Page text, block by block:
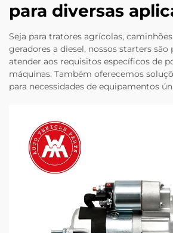
para diversas
Seja para tratores agrícolas,
geradores a diesel, nossos starters são
atender aos requisitos específicos de
máquinas. Também oferecemos
para necessidades de equipamentos